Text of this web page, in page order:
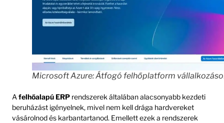
Microsoft Azure: Átfogó felhőplatform
Afelhőalapú ERP rendszerek általában alacsonyabb kezdeti
beruházást igényelnek, mivel nem kell drága hardvereket
vásárolnod és karbantartanod. Emellett ezek a rendszerek